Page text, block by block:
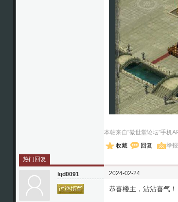
本帖来自"傲世堂论坛"手机
收藏
回复
举报
热门回复
lqd0091 2024-02-24
恭喜楼主，沾沾喜气！